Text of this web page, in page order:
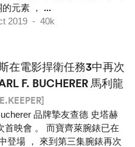
元素 ， ...
2019 - 40k
在電影捍衛任務3中再次
F. BUCHERER 馬利龍
品牌摯友查德 史塔赫
首映會 。 而寶齊萊腕錶已在
登場 ， 來到第三集腕錶再次